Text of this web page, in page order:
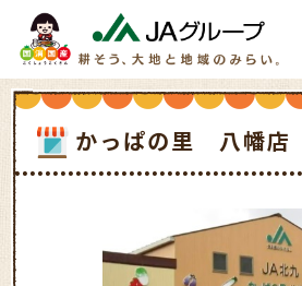
かっぱの里 八幡店